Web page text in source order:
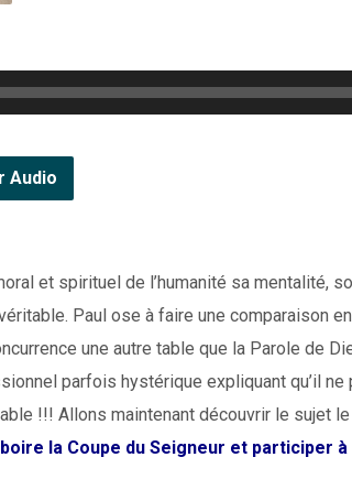
Audio
et spirituel de l’humanité sa mentalité,
Paul ose à faire une comparaison
une autre table que la Parole de
parfois hystérique expliquant qu’il
!!! Allons maintenant découvrir le sujet
la Coupe du Seigneur et participer à